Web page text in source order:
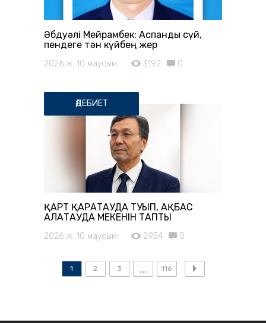
Әбдуәлі Мейрамбек: Аспанды сүй,
пендеге тән күйбең жер
2026 ж. 10 маусым 3192 0
ӘДЕБИЕТ
ҚАРТ ҚАРАТАУДА ТУЫП, АҚБАС
АЛАТАУДА МЕКЕНІН ТАПТЫ
2026 ж. 10 маусым 2954 0
1 2 3 116